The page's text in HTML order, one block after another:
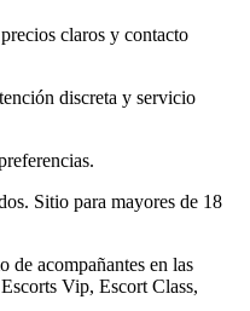
claros y contacto
discreta y servicio
Sitio para mayores de 18
de acompañantes en las
Vip, Escort Class,